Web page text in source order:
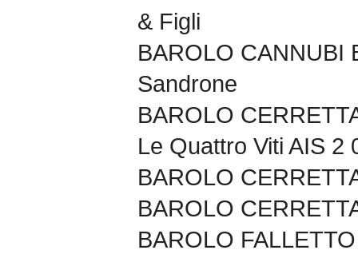
& Figli
BAROLO CANNUBI
Sandrone
BAROLO
Le Quattro Viti AIS 2
BAROLO
BAROLO
BAROLO